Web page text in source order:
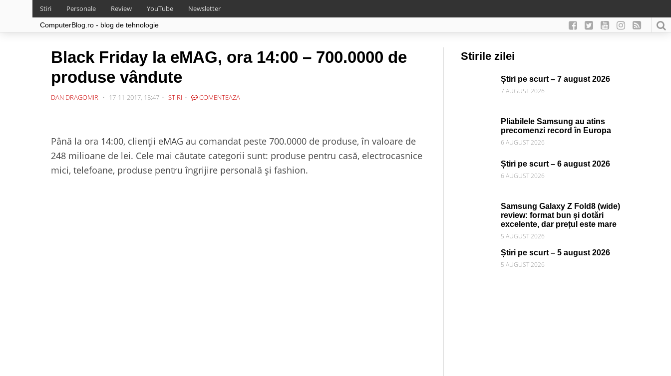
Stiri Personale Review YouTube Newsletter
ComputerBlog.ro - blog de tehnologie
Black Friday la eMAG, ora 14:00 – 700.0000 de
produse vândute
DAN DRAGOMIR 17-11-2017, 15:47 STIRI COMENTEAZA
Până la ora 14:00, clienții eMAG au comandat peste 700.0000 de produse, în valoare de
248 milioane de lei. Cele mai căutate categorii sunt: produse pentru casă, electrocasnice
mici, telefoane, produse pentru îngrijire personală și fashion.
Stirile zilei
Știri pe scurt – 7 august 2026
7 AUGUST 2026
Pliabilele Samsung au atins
precomenzi record în Europa
6 AUGUST 2026
Știri pe scurt – 6 august 2026
6 AUGUST 2026
Samsung Galaxy Z Fold8 (wide)
review: format bun și dotări
excelente, dar prețul este mare
5 AUGUST 2026
Știri pe scurt – 5 august 2026
5 AUGUST 2026